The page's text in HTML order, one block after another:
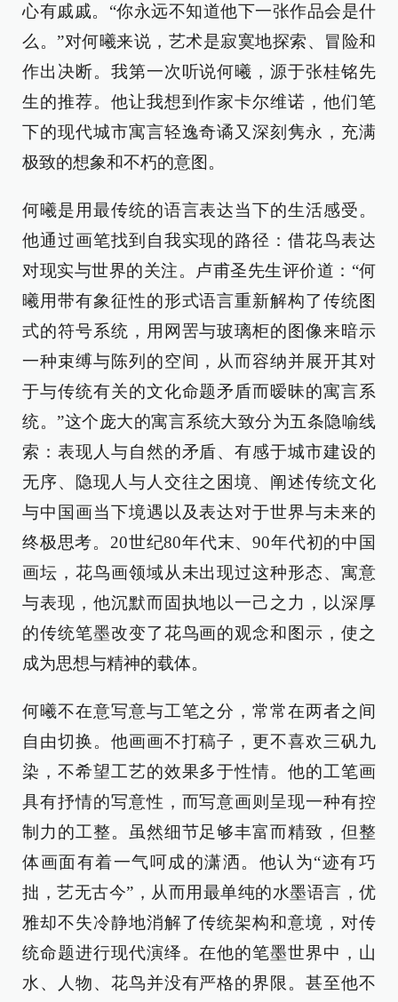
心有戚戚。“你永远不知道他下一张作品会是什
么。”对何曦来说，艺术是寂寞地探索、冒险和
作出决断。我第一次听说何曦，源于张桂铭先
生的推荐。他让我想到作家卡尔维诺，他们笔
下的现代城市寓言轻逸奇谲又深刻隽永，充满
极致的想象和不朽的意图。
何曦是用最传统的语言表达当下的生活感受。
他通过画笔找到自我实现的路径：借花鸟表达
对现实与世界的关注。卢甫圣先生评价道：“何
曦用带有象征性的形式语言重新解构了传统图
式的符号系统，用网罟与玻璃柜的图像来暗示
一种束缚与陈列的空间，从而容纳并展开其对
于与传统有关的文化命题矛盾而暧昧的寓言系
统。”这个庞大的寓言系统大致分为五条隐喻线
索：表现人与自然的矛盾、有感于城市建设的
无序、隐现人与人交往之困境、阐述传统文化
与中国画当下境遇以及表达对于世界与未来的
终极思考。20世纪80年代末、90年代初的中国
画坛，花鸟画领域从未出现过这种形态、寓意
与表现，他沉默而固执地以一己之力，以深厚
的传统笔墨改变了花鸟画的观念和图示，使之
成为思想与精神的载体。
何曦不在意写意与工笔之分，常常在两者之间
自由切换。他画画不打稿子，更不喜欢三矾九
染，不希望工艺的效果多于性情。他的工笔画
具有抒情的写意性，而写意画则呈现一种有控
制力的工整。虽然细节足够丰富而精致，但整
体画面有着一气呵成的潇洒。他认为“迹有巧
拙，艺无古今”，从而用最单纯的水墨语言，优
雅却不失冷静地消解了传统架构和意境，对传
统命题进行现代演绎。在他的笔墨世界中，山
水、人物、花鸟并没有严格的界限。甚至他不